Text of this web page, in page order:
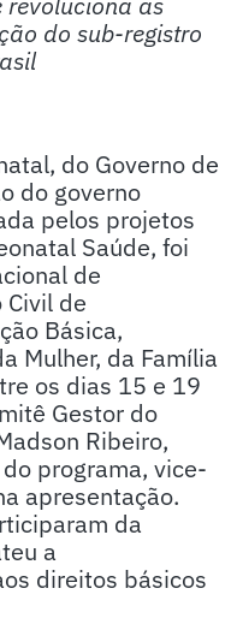
do sub-registro
do Governo de
do governo
pelos projetos
Saúde, foi
de
Civil de
Básica,
Mulher, da Família
os dias 15 e 19
Gestor do
Ribeiro,
programa, vice-
apresentação.
da
a
direitos básicos